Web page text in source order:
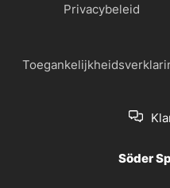
Privacybeleid
Söder